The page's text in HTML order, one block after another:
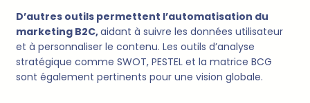
D’autres outils permettent l’automatisation du
marketing B2C,aidant à suivre les données utilisateur
et à personnaliser le contenu. Les outils d’analyse
stratégique comme SWOT, PESTEL et la matrice BCG
sont également pertinents pour une vision globale.